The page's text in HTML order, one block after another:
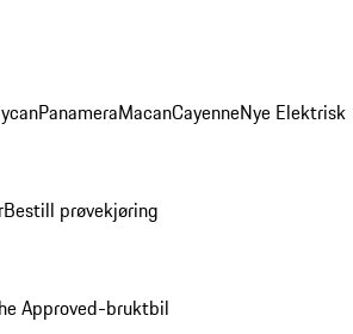
PanameraMacanCayenneNye Elektrisk
Bestill prøvekjøring
Approved-bruktbil